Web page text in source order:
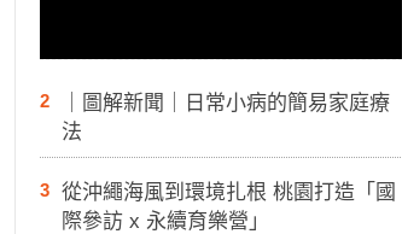
2
｜圖解新聞｜日常小病的簡易家庭療
法
3
從沖繩海風到環境扎根 桃園打造「國
際參訪 x 永續育樂營」